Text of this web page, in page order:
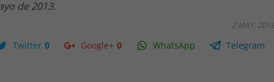
de 2013.
Twitter 0 Google+ 0 WhatsApp Telegram
2 MAY, 2013